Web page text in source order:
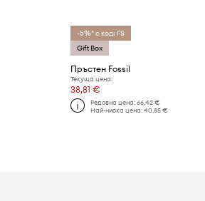
-5%* с код: FS
Gift Box
Пръстен Fossil
Текуща цена:
38,81 €
Редовна цена: 66,42 €
Най-ниска цена: 40,85 €